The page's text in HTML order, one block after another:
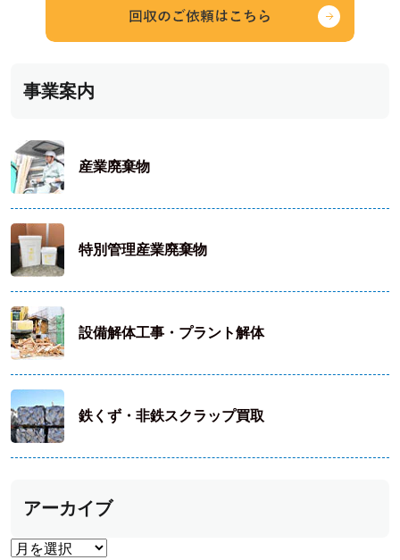
事業案内
産業廃棄物
特別管理産業廃棄物
設備解体工事・プラント解体
鉄くず・非鉄スクラップ買取
アーカイブ